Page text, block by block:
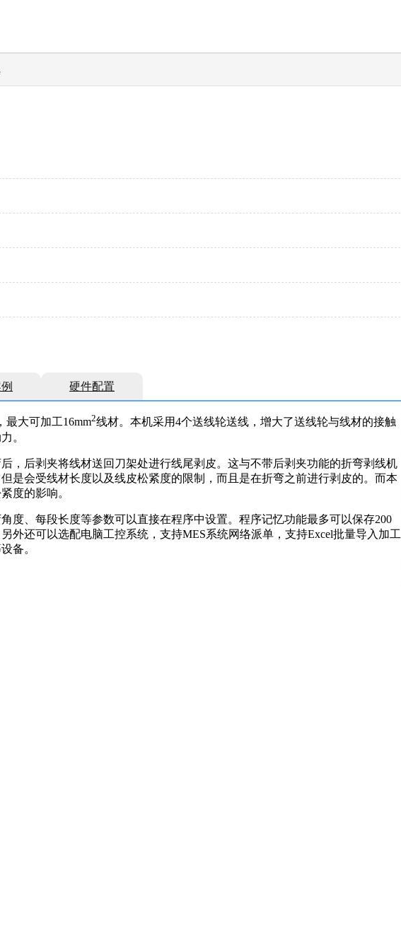
硬件配置
大可加工16mm2线材。本机采用4个送线轮送线，增大了送线轮与线材的接触
。
，后剥夹将线材送回刀架处进行线尾剥皮。这与不带后剥夹功能的折弯剥线机
是会受线材长度以及线皮松紧度的限制，而且是在折弯之前进行剥皮的。而本
度的影响。
度、每段长度等参数可以直接在程序中设置。程序记忆功能最多可以保存200
外还可以选配电脑工控系统，支持MES系统网络派单，支持Excel批量导入加工
备。